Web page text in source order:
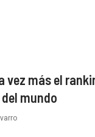
vez más el
mundo